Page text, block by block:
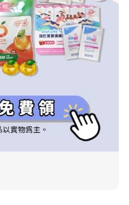
附設幼兒園
小袋鼠幼師網